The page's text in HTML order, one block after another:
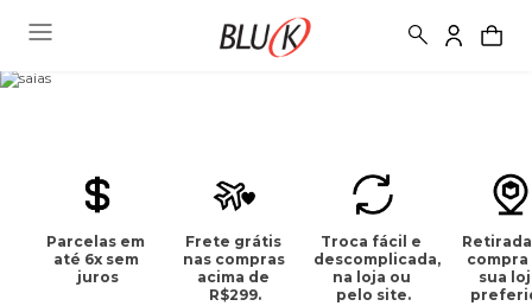
Parcelas em
até 6x sem
juros
Frete grátis
nas compras
acima de
R$299.
Troca fácil e
descomplicada,
na loja ou
pelo site.
sua